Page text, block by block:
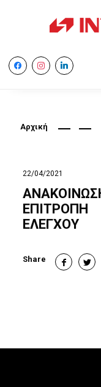
facebookinstagramlinkedin
Αρχική
22/04/2021
ΕΠΙΤΡΟΠΗ
ΕΛΕΓΧΟΥ
Share